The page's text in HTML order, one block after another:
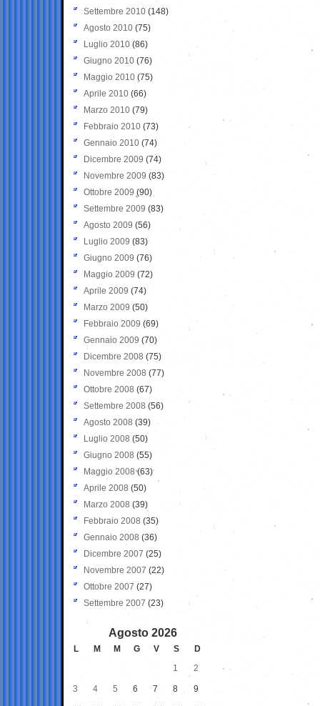
Settembre 2010 (148)
Agosto 2010 (75)
Luglio 2010 (86)
Giugno 2010 (76)
Maggio 2010 (75)
Aprile 2010 (66)
Marzo 2010 (79)
Febbraio 2010 (73)
Gennaio 2010 (74)
Dicembre 2009 (74)
Novembre 2009 (83)
Ottobre 2009 (90)
Settembre 2009 (83)
Agosto 2009 (56)
Luglio 2009 (83)
Giugno 2009 (76)
Maggio 2009 (72)
Aprile 2009 (74)
Marzo 2009 (50)
Febbraio 2009 (69)
Gennaio 2009 (70)
Dicembre 2008 (75)
Novembre 2008 (77)
Ottobre 2008 (67)
Settembre 2008 (56)
Agosto 2008 (39)
Luglio 2008 (50)
Giugno 2008 (55)
Maggio 2008(63)
Aprile 2008 (50)
Marzo 2008 (39)
Febbraio 2008 (35)
Gennaio 2008 (36)
Dicembre 2007 (25)
Novembre 2007 (22)
Ottobre 2007 (27)
Settembre 2007 (23)
Agosto 2026
L M M G V S
D
1
2
3 4 5 6 7 8 9